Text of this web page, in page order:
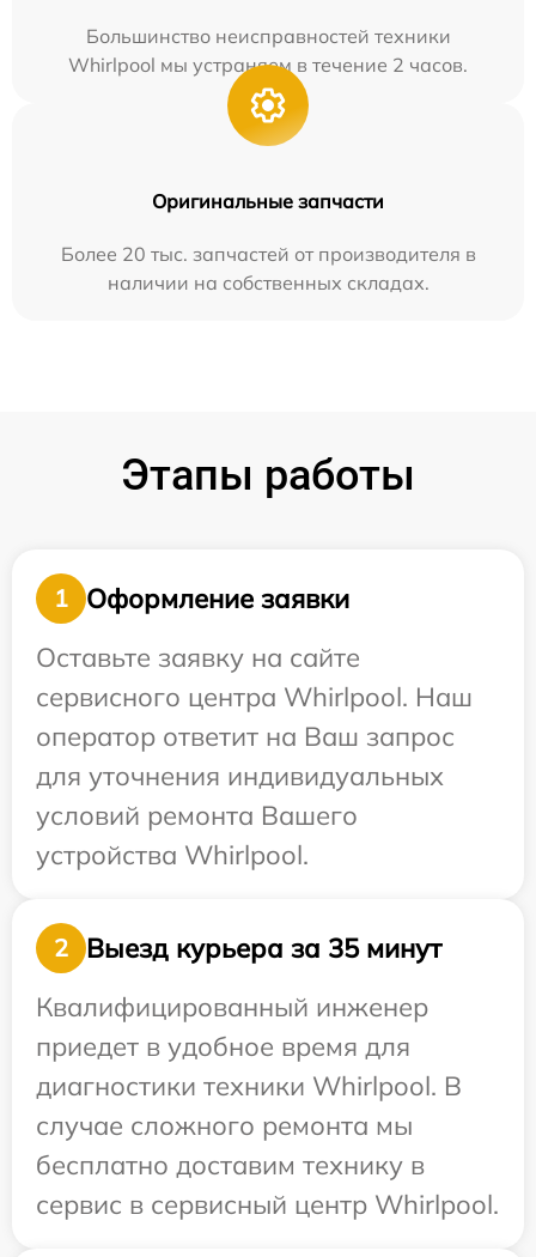
Большинство неисправностей техники
Whirlpool мы устраняем в течение 2 часов.
Оригинальные запчасти
Более 20 тыс. запчастей от производителя в
наличии на собственных складах.
Этапы работы
1
Оформление заявки
Оставьте заявку на сайте
сервисного центра Whirlpool. Наш
оператор ответит на Ваш запрос
для уточнения индивидуальных
условий ремонта Вашего
устройства Whirlpool.
2
Выезд курьера за 35 минут
Квалифицированный инженер
приедет в удобное время для
диагностики техники Whirlpool. В
случае сложного ремонта мы
бесплатно доставим технику в
сервис в сервисный центр Whirlpool.